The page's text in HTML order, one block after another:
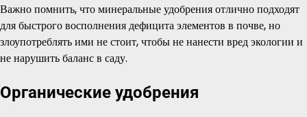
Важно помнить, что минеральные удобрения отлично подходят
для быстрого восполнения дефицита элементов в почве, но
злоупотреблять ими не стоит, чтобы не нанести вред экологии и
не нарушить баланс в саду.
Органические удобрения